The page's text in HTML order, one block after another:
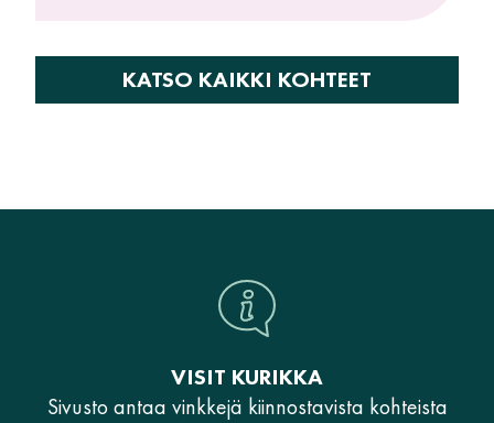
KATSO KAIKKI KOHTEET
VISIT KURIKKA
Sivusto antaa vinkkejä kiinnostavista kohteista